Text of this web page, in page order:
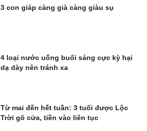
3 con giáp càng già càng giàu sụ
4 loại nước uống buổi sáng cực kỳ hại
dạ dày nên tránh xa
Từ mai đến hết tuần: 3 tuổi được Lộc
Trời gõ cửa, tiền vào liên tục